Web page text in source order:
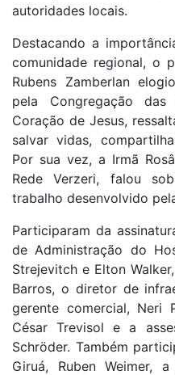
autoridades locais.
Destacando a
comunidade regional, o
Rubens Zamberlan
pela Congregação
Coração de Jesus,
salvar vidas,
Por sua vez, a Irmã
Rede Verzeri, falou
trabalho desenvolvido
Participaram da
de Administração do
Strejevitch e Elton
Barros, o diretor de
gerente comercial, Neri
César Trevisol e a
Schröder. Também
Giruá, Ruben Weimer,